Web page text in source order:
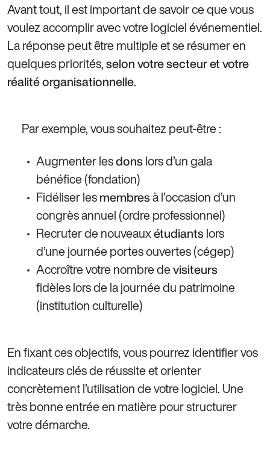
Avant tout, il est important de savoir ce que vous
voulez accomplir avec votre logiciel événementiel.
La réponse peut être multiple et se résumer en
quelques priorités, selon votre secteur et votre
réalité organisationnelle.
Par exemple, vous souhaitez peut-être :
Augmenter lesdons lors d’un gala
bénéfice (fondation)
Fidéliser les membresà l’occasion d’un
congrès annuel (ordre professionnel)
Recruter de nouveauxétudiants lors
d’une journée portes ouvertes (cégep)
Accroître votre nombre devisiteurs
fidèles lors de la journée du patrimoine
(institution culturelle)
En fixant ces objectifs, vous pourrez identifier vos
indicateurs clés de réussite et orienter
concrètement l’utilisation de votre logiciel. Une
très bonne entrée en matière pour structurer
votre démarche.